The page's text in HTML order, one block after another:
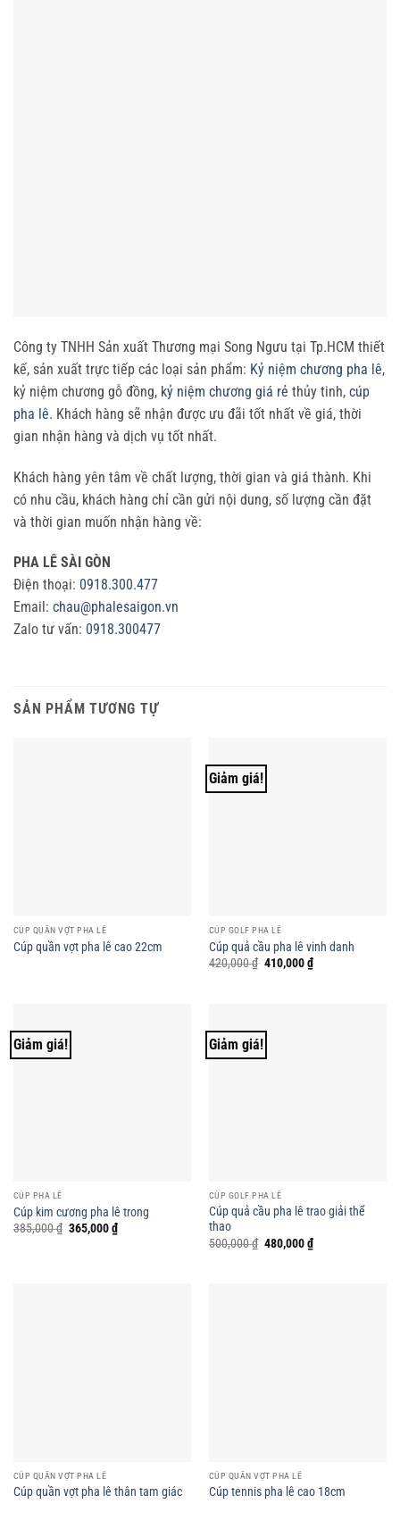
Công ty TNHH Sản xuất Thương mại Song Ngưu tại Tp.HCM thiết
kế, sản xuất trực tiếp các loại sản phẩm: Kỷ niệm chương pha lê,
kỷ niệm chương gỗ đồng, kỷ niệm chương giá rẻ thủy tinh, cúp
pha lê. Khách hàng sẽ nhận được ưu đãi tốt nhất về giá, thời
gian nhận hàng và dịch vụ tốt nhất.
Khách hàng yên tâm về chất lượng, thời gian và giá thành. Khi
có nhu cầu, khách hàng chỉ cần gửi nội dung, số lượng cần đặt
và thời gian muốn nhận hàng về:
PHA LÊ SÀI GÒN
Điện thoại: 0918.300.477
Email: chau@phalesaigon.vn
Zalo tư vấn: 0918.300477
SẢN PHẨM TƯƠNG TỰ
CÚP QUẦN VỢT PHA LÊ
Cúp quần vợt pha lê cao 22cm
Giảm giá!
CÚP GOLF PHA LÊ
Cúp quả cầu pha lê vinh danh
420,000₫ Giá
410,000₫Giá
hiện
Giảm giá!
CÚP PHA LÊ
Cúp kim cương pha lê trong
385,000₫ Giá
365,000₫Giá
hiện
Giảm giá!
CÚP GOLF PHA LÊ
Cúp quả cầu pha lê trao giải thể
thao
500,000₫ Giá
480,000₫Giá
hiện
CÚP QUẦN VỢT PHA LÊ
Cúp quần vợt pha lê thân tam giác
CÚP QUẦN VỢT PHA LÊ
Cúp tennis pha lê cao 18cm